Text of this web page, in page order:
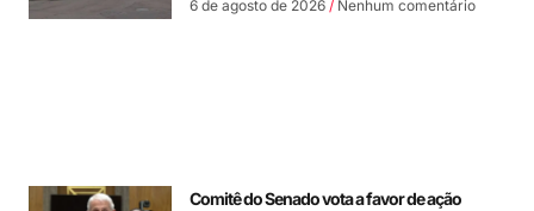
6 de agosto de 2026 Nenhum comentário
Comitê do Senado vota a favor de ação